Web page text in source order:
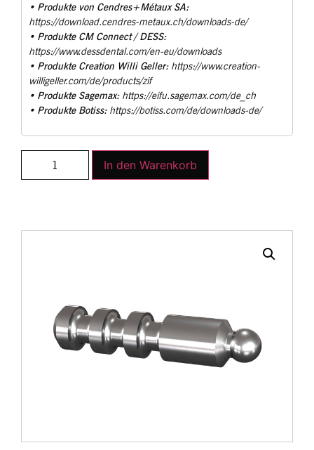
• Produkte von Cendres+Métaux SA:
https://download.cendres-metaux.ch/downloads-de/
• Produkte CM Connect / DESS:
https://www.dessdental.com/en-eu/downloads
• Produkte Creation Willi Geller: https://www.creation-
willigeller.com/de/products/zif
• Produkte Sagemax: https://eifu.sagemax.com/de_ch
• Produkte Botiss: https://botiss.com/de/downloads-de/
In den Warenkorb